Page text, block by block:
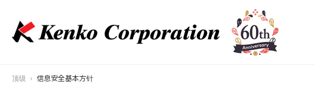
顶级 信息安全基本方针